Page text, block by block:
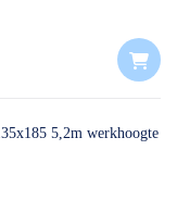
5,2m werkhoogte